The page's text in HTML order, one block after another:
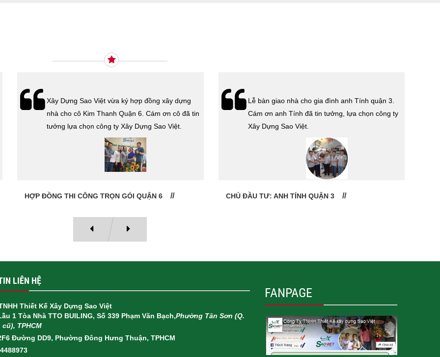
Xây Dựng Sao Việt vừa ký hợp đồng xây dựng
nhà cho cô Kim Thanh Quận 6. Cám ơn cô đã tin
tưởng lựa chọn công ty Xây Dựng Sao Việt.
HỢP ĐỒNG THI CÔNG TRỌN GÓI QUẬN 6
Lễ bàn giao nhà cho gia đình anh Tính quận 3.
Cám ơn anh Tính đã tin tưởng, lựa chọn công ty
Xây Dựng Sao Việt.
CHỦ ĐẦU TƯ: ANH TÍNH QUẬN 3
LIÊN HỆ
Thiết Kế Xây Dựng Sao Việt
1 Tòa Nhà TTO BUILING, Số 339 Phạm Văn Bạch,Phường Tân Sơn (Q.
TPHCM
Đường DD9, Phường Đông Hưng Thuận, TPHCM
FANPAGE